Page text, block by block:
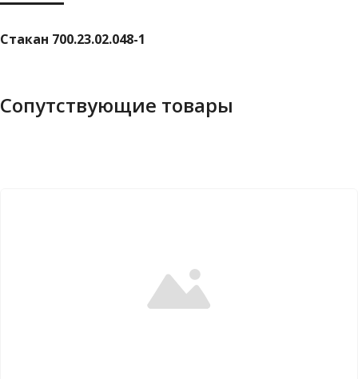
Стакан 700.23.02.048-1
Сопутствующие товары